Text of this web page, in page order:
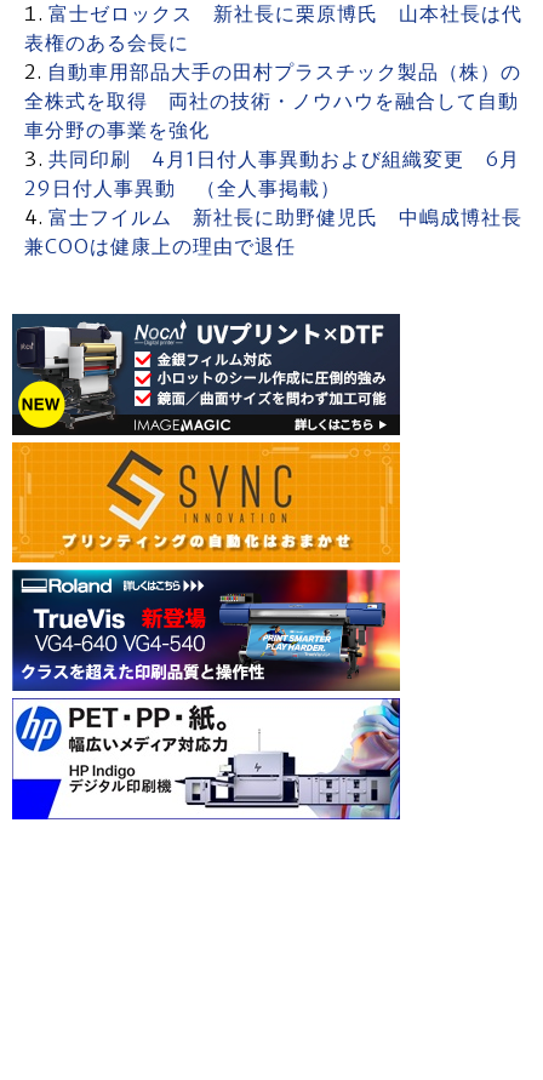
富士ゼロックス 新社長に栗原博氏 山本社長は代
表権のある会長に
自動車用部品大手の田村プラスチック製品（株）の
全株式を取得 両社の技術・ノウハウを融合して自動
車分野の事業を強化
共同印刷 4月1日付人事異動および組織変更 6月
29日付人事異動 （全人事掲載）
富士フイルム 新社長に助野健児氏 中嶋成博社長
兼COOは健康上の理由で退任